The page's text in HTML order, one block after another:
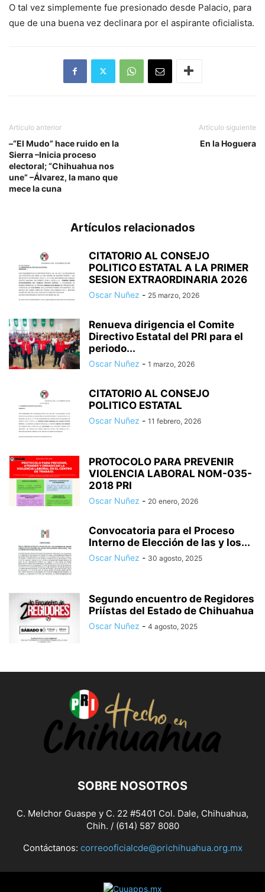
O tal vez simplemente fue presionado desde Palacio, para
que de una buena vez declinara por el aspirante oficialista.
Artículo anterior
–“El Mudo” hace ruido en la
Sierra –Inicia proceso
electoral; “Chihuahua nos
une” –Álvarez, la mano que
mece la cuna
Artículo siguiente
En la Hoguera
Artículos relacionados
CITATORIO AL CONSEJO
POLITICO ESTATAL A LA PRIMER
SESION EXTRAORDINARIA 2026
Oscar Nuñez - 25 marzo, 2026
Renueva dirigencia el Comite
Directivo Estatal del PRI para el
periodo...
Oscar Nuñez - 1 marzo, 2026
CITATORIO AL CONSEJO
POLITICO ESTATAL
Oscar Nuñez - 11 febrero, 2026
PROTOCOLO PARA PREVENIR
VIOLENCIA LABORAL NOM-035-
2018 PRI
Oscar Nuñez - 20 enero, 2026
Convocatoria para el Proceso
Interno de Elección de las y los...
Oscar Nuñez - 30 agosto, 2025
Segundo encuentro de Regidores
Priístas del Estado de Chihuahua
Oscar Nuñez - 4 agosto, 2025
SOBRE NOSOTROS
C. Melchor Guaspe y C. 22 #5401 Col. Dale, Chihuahua,
Chih. / (614) 587 8080
Contáctanos: correooficialcde@prichihuahua.org.mx